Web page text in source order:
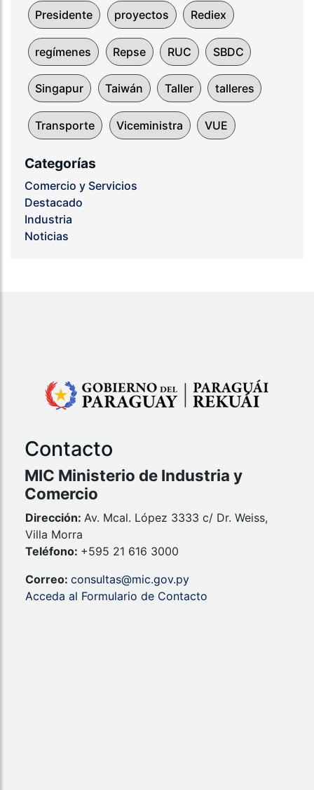
Presidente proyectos Rediex
regímenes Repse RUC SBDC
Singapur Taiwán Taller talleres
Transporte Viceministra VUE
Categorías
Comercio y Servicios
Destacado
Industria
Noticias
Contacto
MIC Ministerio de Industria y
Comercio
Dirección: Av. Mcal. López 3333 c/ Dr. Weiss,
Villa Morra
Teléfono: +595 21 616 3000
Correo: consultas@mic.gov.py
Acceda al Formulario de Contacto